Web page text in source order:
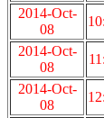
2014-Oct-
08
2014-Oct-
08
2014-Oct-
08